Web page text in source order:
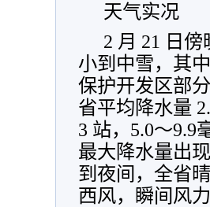
天气实况
2 月 21 日
小到中雪，其
保护开发区部
省平均降水量
3 站，5.0～9.9
最大降水量出
到夜间，全省
西风，瞬间风力